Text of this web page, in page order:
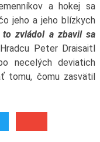
a hokej sa
jeho a jeho blízkych
to zvládol a zbavil sa
Peter Draisaitl
necelých deviatich
tomu, čomu zasvätil